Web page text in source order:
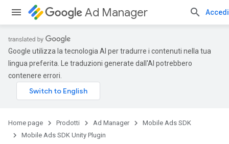
Ad Manager Accedi
Google utilizza la tecnologia AI per tradurre i contenuti nella tua
lingua preferita. Le traduzioni generate dall'AI potrebbero
contenere errori.
Home page Prodotti Ad Manager
Mobile Ads SDK
Mobile Ads SDK Unity Plugin